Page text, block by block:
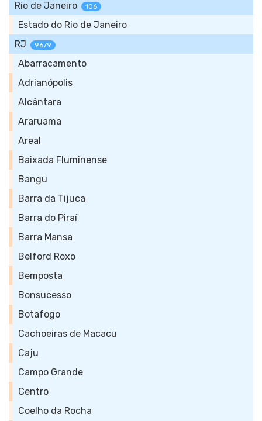
Rio de Janeiro 106
Estado do Rio de Janeiro
RJ
9679
Abarracamento
Adrianópolis
Alcântara
Araruama
Areal
Baixada Fluminense
Bangu
Barra da Tijuca
Barra do Piraí
Barra Mansa
Belford Roxo
Bemposta
Bonsucesso
Botafogo
Cachoeiras de Macacu
Caju
Campo Grande
Centro
Coelho da Rocha